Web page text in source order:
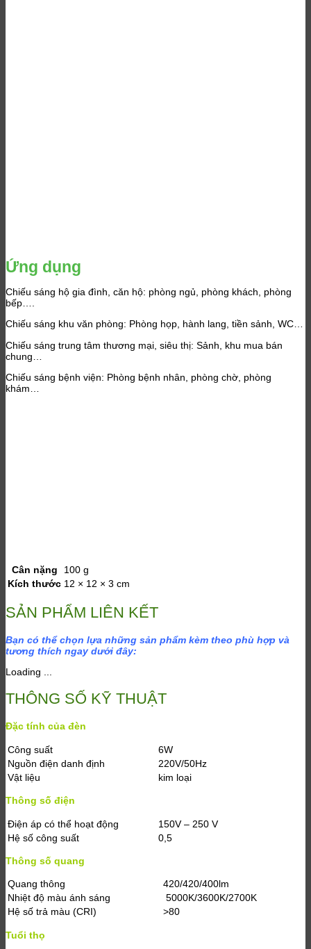
Ứng dụng
Chiếu sáng hộ gia đình, căn hộ: phòng ngủ, phòng khách, phòng
bếp….
Chiếu sáng khu văn phòng: Phòng họp, hành lang, tiền sảnh, WC…
Chiếu sáng trung tâm thương mại, siêu thị: Sảnh, khu mua bán
chung…
Chiếu sáng bệnh viện: Phòng bệnh nhân, phòng chờ, phòng
khám…
Cân nặng
100 g
Kích thước 12 × 12 × 3 cm
SẢN PHẨM LIÊN KẾT
Bạn có thể chọn lựa những sản phẩm kèm theo phù hợp và
tương thích ngay dưới đây:
Loading ...
THÔNG SỐ KỸ THUẬT
Đặc tính của đèn
Công suất
6W
Nguồn điện danh định
220V/50Hz
Vật liệu
kim loại
Thông số điện
Điện áp có thể hoạt động
150V – 250 V
Hệ số công suất
0,5
Thông số quang
Quang thông
420/420/400lm
Nhiệt độ màu ánh sáng
5000K/3600K/2700K
Hệ số trả màu (CRI)
>80
Tuổi thọ